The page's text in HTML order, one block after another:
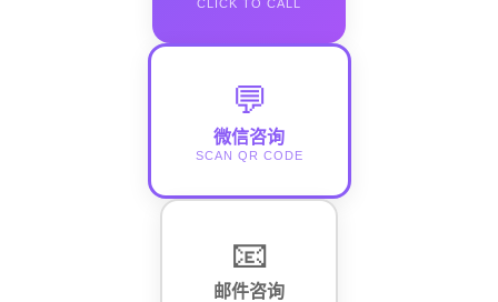
CLICK TO CALL
💬
微信咨询
SCAN QR CODE
📧
邮件咨询